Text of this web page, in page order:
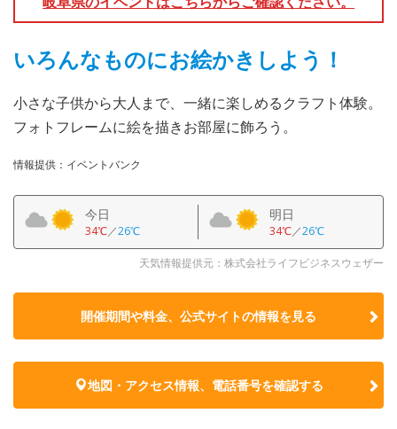
いろんなものにお絵かきしよう！
小さな子供から大人まで、一緒に楽しめるクラフト体験。
フォトフレームに絵を描きお部屋に飾ろう。
情報提供：イベントバンク
今日
34℃／26℃
明日
34℃／26℃
天気情報提供元：株式会社ライフビジネスウェザー
開催期間や料金、公式サイトの情報を見る
地図・アクセス情報、電話番号を確認する